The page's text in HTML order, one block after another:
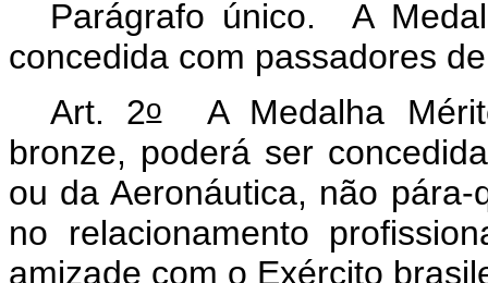
Parágrafo único. A
concedida com passadores
Art. 2oA Medalha
bronze, poderá ser
ou da Aeronáutica, não
no relacionamento
amizade com o Exército